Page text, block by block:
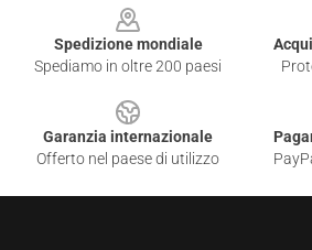
Spedizione mondiale
Spediamo in oltre 200 paesi
Garanzia internazionale
Offerto nel paese di utilizzo